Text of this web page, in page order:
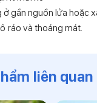
gần nguồn lửa hoặc
ráo và thoáng mát.
liên quan